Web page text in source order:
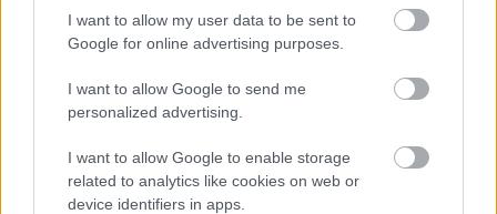
I want to allow my user data to be sent to
Google for online advertising purposes.
I want to allow Google to send me
personalized advertising.
I want to allow Google to enable storage
related to analytics like cookies on web or
device identifiers in apps.
ευρώ προηγουμένως).
και για την Τρ.
Κύπρου στα 11,25 ευρώ, από 10,40 ευρώ